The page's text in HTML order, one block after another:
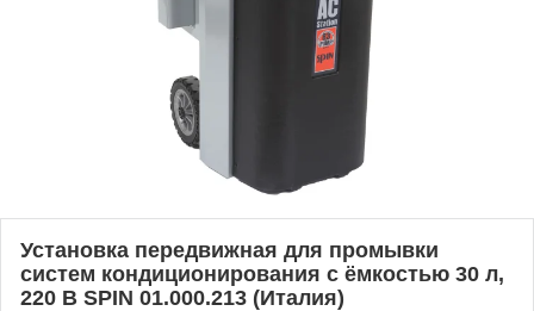
Установка передвижная для промывки
систем кондиционирования с ёмкостью 30 л,
220 В SPIN 01.000.213 (Италия)